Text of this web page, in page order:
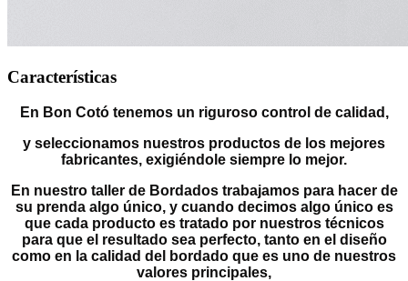
Características
En Bon Cotó tenemos un riguroso control de calidad,
y seleccionamos nuestros productos de los mejores
fabricantes, exigiéndole siempre lo mejor.
En nuestro taller de Bordados trabajamos para hacer de
su prenda algo único, y cuando decimos algo único es
que cada producto es tratado por nuestros técnicos
para que el resultado sea perfecto, tanto en el diseño
como en la calidad del bordado que es uno de nuestros
valores principales,